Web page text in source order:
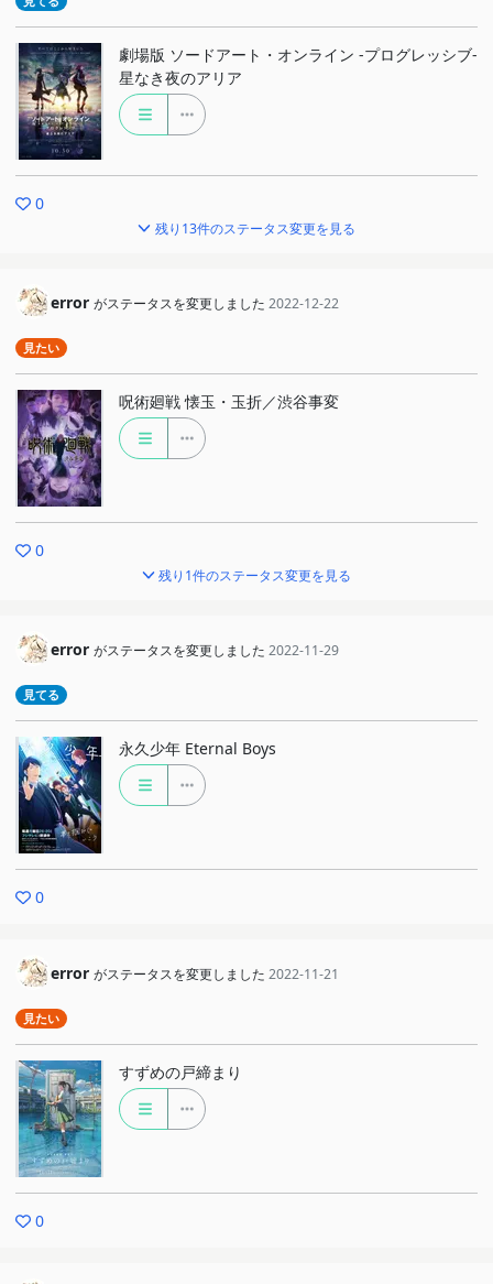
劇場版 ソードアート・オンライン -プログレッシブ-
星なき夜のアリア
0
残り13件のステータス変更を見る
error がステータスを変更しました 2022-12-22
見たい
呪術廻戦 懐玉・玉折／渋谷事変
0
残り1件のステータス変更を見る
error がステータスを変更しました 2022-11-29
見てる
永久少年 Eternal Boys
0
error がステータスを変更しました 2022-11-21
見たい
すずめの戸締まり
0